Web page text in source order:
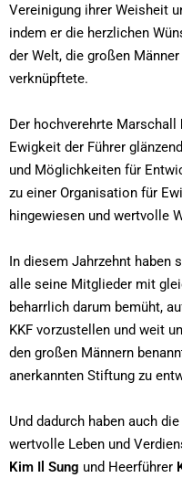
Vereinigung ihrer Weisheit
indem er die herzlichen
der Welt, die großen
verknüpftete.
Der hochverehrte Marschall
Ewigkeit der Führer
und Möglichkeiten für
zu einer Organisation für
hingewiesen und wertvolle
In diesem Jahrzehnt haben
alle seine Mitglieder mit
beharrlich darum bemüht,
KKF vorzustellen und weit
den großen Männern
anerkannten Stiftung zu
Und dadurch haben auch
wertvolle Leben und
Kim Il Sung und Heerführer